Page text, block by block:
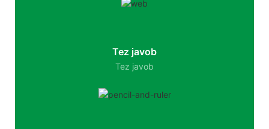
Tez javob
Tez javob